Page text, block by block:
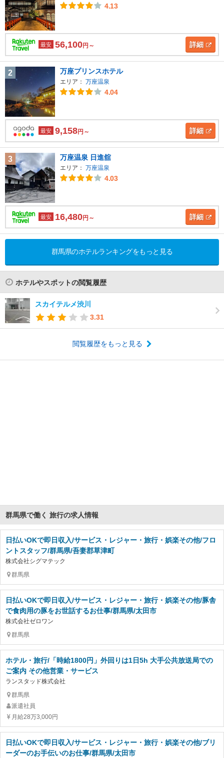
4.13
最安 56,100円～ 詳細
2 万座プリンスホテル
エリア： 万座温泉
4.04
最安 9,158円～ 詳細
3 万座温泉 日進舘
エリア： 万座温泉
4.03
最安 16,480円～ 詳細
群馬県のホテルランキングをもっと見る
ホテルやスポットの閲覧履歴
スカイテルメ渋川
3.31
閲覧履歴をもっと見る
群馬県で働く 旅行の求人情報
日払いOKで即日収入/サービス・レジャー・旅行・娯楽その他/フロ
ントスタッフ/群馬県/吾妻郡草津町
株式会社シグマテック
群馬県
日払いOKで即日収入/サービス・レジャー・旅行・娯楽その他/豚舎
で食肉用の豚をお世話するお仕事/群馬県/太田市
株式会社ゼロワン
群馬県
ホテル・旅行/「時給1800円」外回りは1日5h 大手公共放送局での
ご案内 その他営業・サービス
ランスタッド株式会社
群馬県
派遣社員
月給28万3,000円
日払いOKで即日収入/サービス・レジャー・旅行・娯楽その他/ブリ
ーダーのお手伝いのお仕事/群馬県/太田市